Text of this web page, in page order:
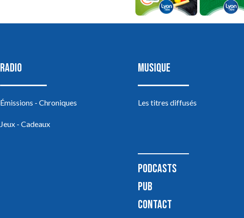
RADIO
Émissions - Chroniques
Jeux - Cadeaux
MUSIQUE
Les titres diffusés
PODCASTS
PUB
CONTACT